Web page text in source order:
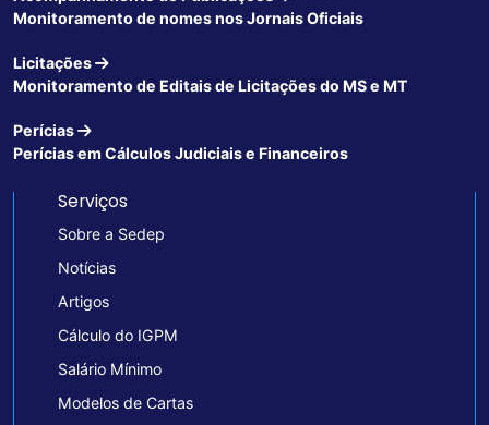
Monitoramento de nomes nos Jornais Oficiais
Licitações
Monitoramento de Editais de Licitações do MS e MT
Perícias
Perícias em Cálculos Judiciais e Financeiros
Serviços
Sobre a Sedep
Notícias
Artigos
Cálculo do IGPM
Salário Mínimo
Modelos de Cartas